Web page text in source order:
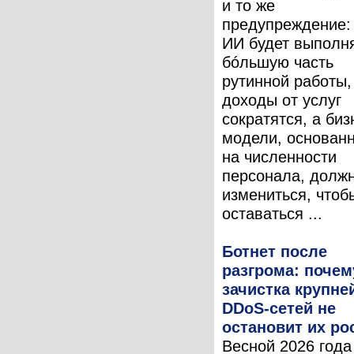
и то же
предупреждение:
ИИ будет
бóльшую часть
рутинной работы,
доходы от услуг
сократятся, а
модели,
на численности
персонала,
измениться,
оставаться ...
Ботнет после
разгрома:
зачистка
DDoS-сетей не
остановит их
Весной 2026 года